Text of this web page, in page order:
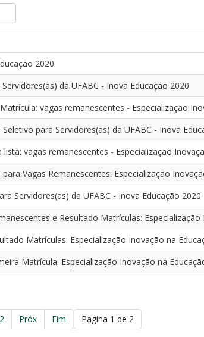
2020
da UFABC - Inova Educação 2020
vagas remanescentes - Especialização
para Servidores(as) da UFABC - Inova
lista: vagas remanescentes - Especialização
para Vagas Remanescentes: Especialização
Servidores(as) da UFABC - Inova Educação 2020
e Resultado Matrículas:
Matrículas: Especialização Inovação na
Matrícula: Especialização Inovação na
Pagina 1 de 2
2 Próx Fim